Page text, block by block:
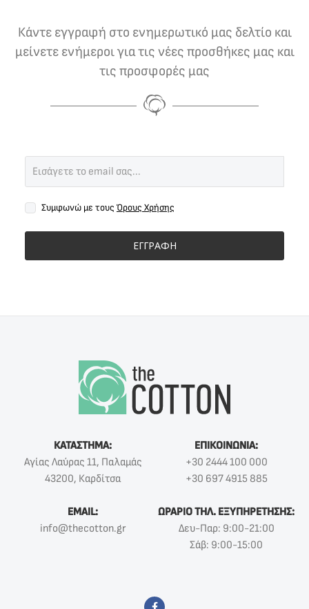
Κάντε εγγραφή στο ενημερωτικό μας δελτίο και
μείνετε ενήμεροι για τις νέες προσθήκες μας και
τις προσφορές μας
Συμφωνώ με τους Όρους Χρήσης
ΕΓΓΡΑΦΗ
ΚΑΤΑΣΤΗΜΑ:
Αγίας Λαύρας 11, Παλαμάς
43200, Καρδίτσα
ΕΠΙΚΟΙΝΩΝΙΑ:
+30 2444 100 000
+30 697 4915 885
EMAIL:
info@thecotton.gr
ΩΡΑΡΙΟ ΤΗΛ. ΕΞΥΠΗΡΕΤΗΣΗΣ:
Δευ-Παρ: 9:00-21:00
Σάβ: 9:00-15:00